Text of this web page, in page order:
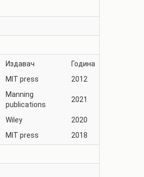
Издавач
Година
MIT press 2012
Manning
publications
2021
Wiley
2020
MIT press 2018